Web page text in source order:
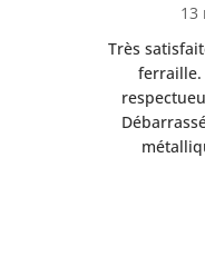
13
Très
ferraille.